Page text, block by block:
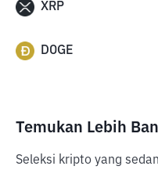
XRP
DOGE
Temukan Lebih
Seleksi kripto yang